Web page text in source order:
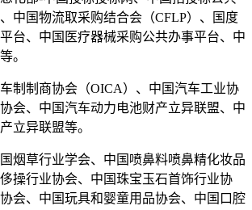
中国物流取采购结合会（CFLP）、国度
台、中国医疗器械采购公共办事平台、中
。
制商协会（OICA）、中国汽车工业协
会、中国汽车动力电池财产立异联盟、中
立异联盟等。
草行业学会、中国喷鼻料喷鼻精化妆品
操行业协会、中国珠宝玉石首饰行业协
会、中国玩具和婴童用品协会、中国口腔